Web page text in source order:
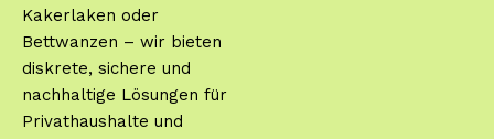
Kakerlaken oder
Bettwanzen – wir bieten
diskrete, sichere und
nachhaltige Lösungen für
Privathaushalte und